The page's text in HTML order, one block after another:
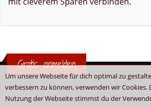
Um unsere Webseite für dich optimal zu
verbessern zu können, verwenden wir Cookies.
Nutzung der Webseite stimmst du der
Gratis anmelden